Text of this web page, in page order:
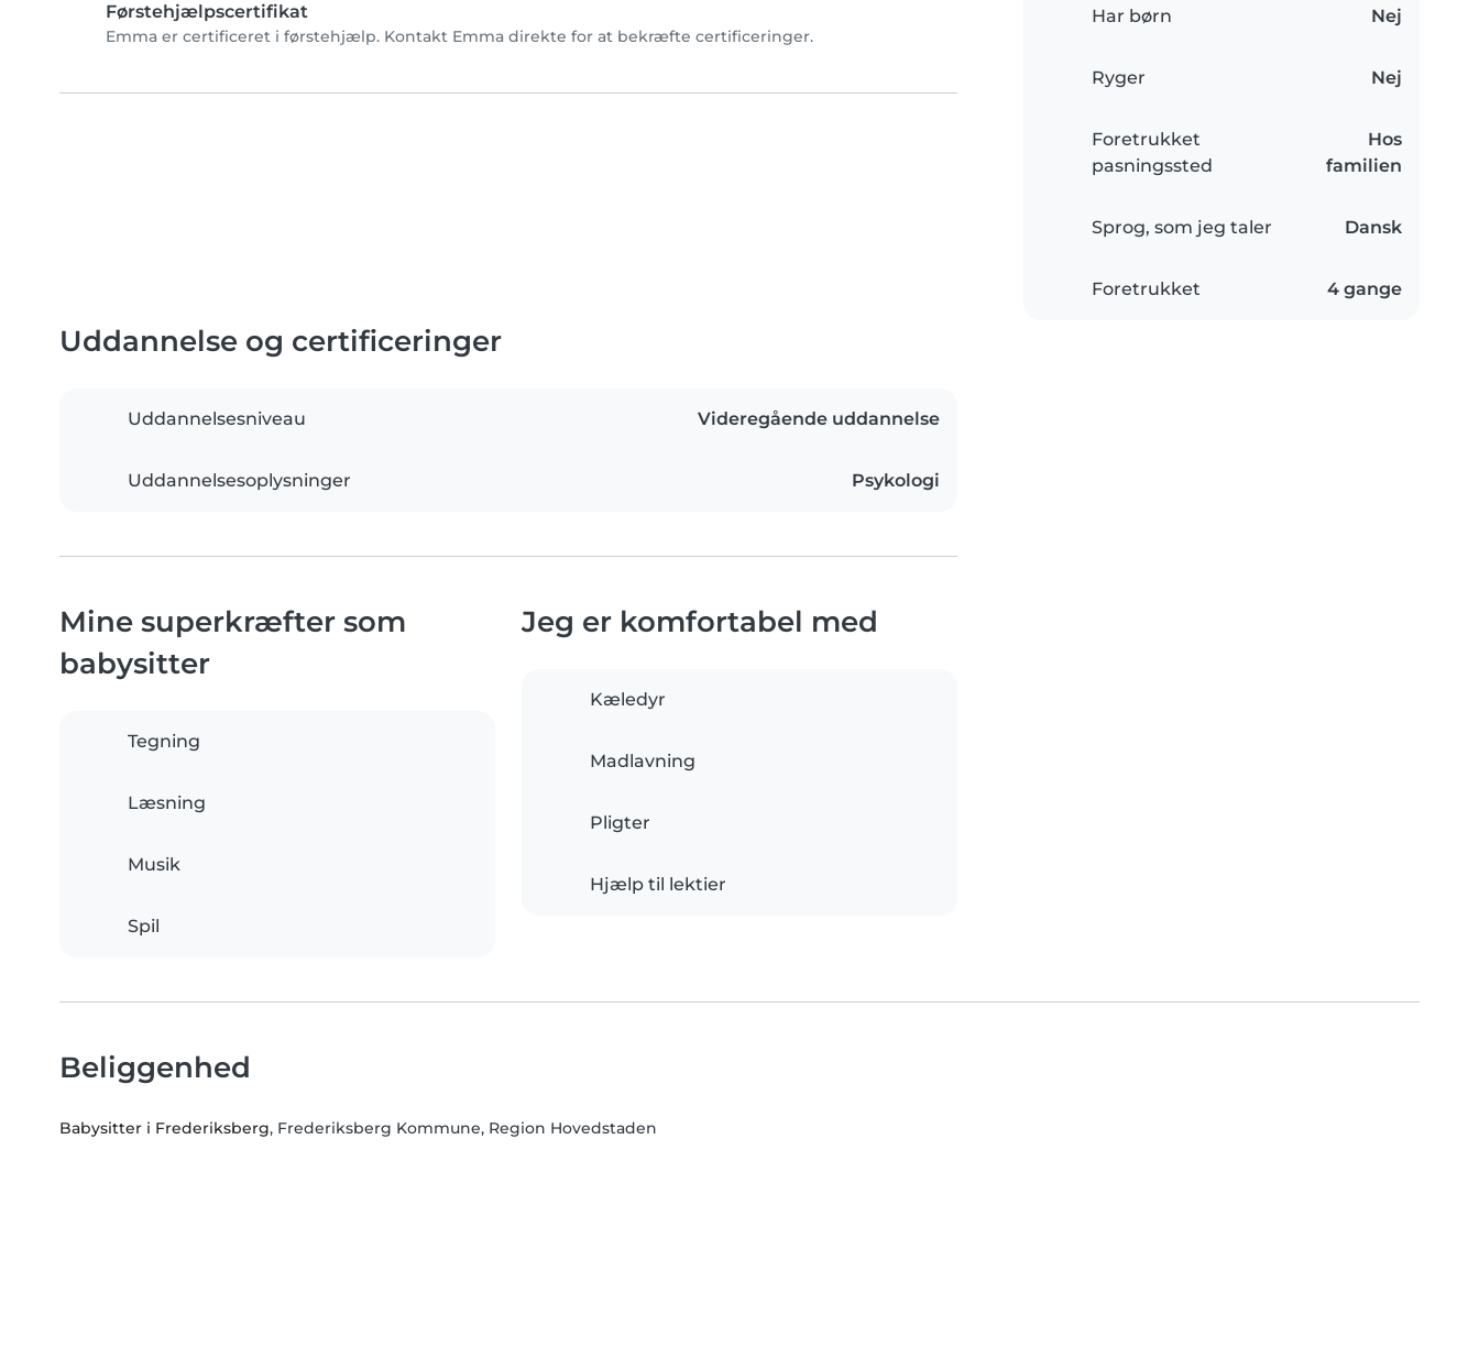
Førstehjælpscertifikat
Emma er certificeret i førstehjælp. Kontakt Emma direkte for at bekræfte certificeringer.
Har børn Nej
Ryger Nej
Foretrukket
pasningssted
Hos
familien
Sprog, som jeg taler Dansk
Foretrukket 4 gange
Uddannelse og certificeringer
Uddannelsesniveau Videregående uddannelse
Uddannelsesoplysninger Psykologi
Mine superkræfter som
babysitter
Tegning
Læsning
Musik
Spil
Jeg er komfortabel med
Kæledyr
Madlavning
Pligter
Hjælp til lektier
Beliggenhed
Babysitter i Frederiksberg, Frederiksberg Kommune, Region Hovedstaden